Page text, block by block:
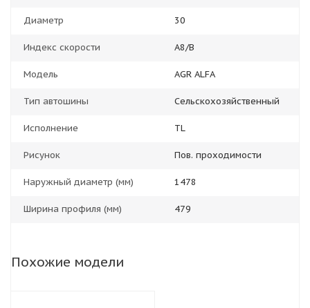
Диаметр 30
Индекс скорости A8/B
Модель AGR ALFA
Тип автошины Сельскохозяйственный
Исполнение TL
Рисунок Пов. проходимости
Наружный диаметр (мм) 1478
Ширина профиля (мм) 479
Похожие модели